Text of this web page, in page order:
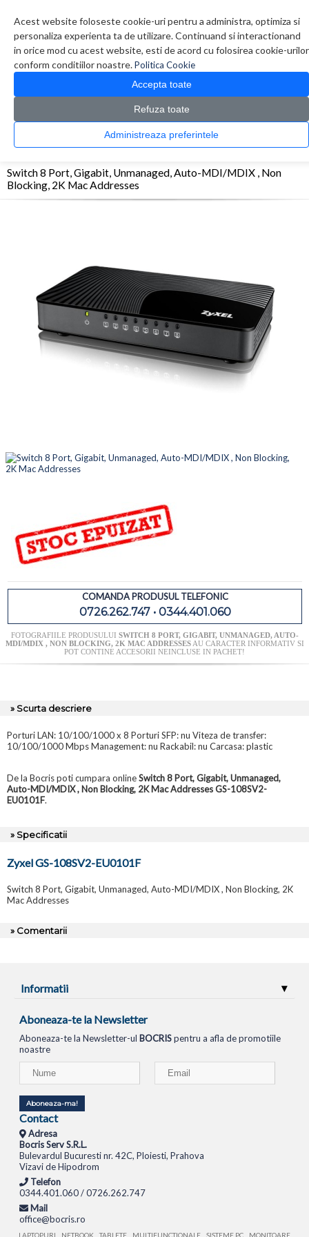
Acest website foloseste cookie-uri pentru a administra, optimiza si
personaliza experienta ta de utilizare. Continuand si interactionand
in orice mod cu acest website, esti de acord cu folosirea cookie-urilor
conform conditiilor noastre.Politica Cookie
Accepta toate
Refuza toate
Administreaza preferintele
0 produs(e)
CATALOG PRODUSE
> Switch-uri > Switch 8 Port, Gigabit, Unmanaged, Auto-
Switch 8 Port, Gigabit, Unmanaged, Auto-MDI/MDIX , Non
Blocking, 2K Mac Addresses
COMANDA PRODUSUL TELEFONIC
0726.262.747 • 0344.401.060
FOTOGRAFIILE PRODUSULUI SWITCH 8 PORT, GIGABIT, UNMANAGED, AUTO-
MDI/MDIX , NON BLOCKING, 2K MAC ADDRESSESAU CARACTER INFORMATIV SI
POT CONTINE ACCESORII NEINCLUSE IN PACHET!
» Scurta descriere
Porturi LAN: 10/100/1000 x 8 Porturi SFP: nu Viteza de transfer:
10/100/1000 Mbps Management: nu Rackabil: nu Carcasa: plastic
De la Bocris poti cumpara onlineSwitch 8 Port, Gigabit, Unmanaged,
Auto-MDI/MDIX , Non Blocking, 2K Mac Addresses GS-108SV2-
EU0101F.
» Specificatii
Zyxel GS-108SV2-EU0101F
Switch 8 Port, Gigabit, Unmanaged, Auto-MDI/MDIX , Non Blocking, 2K
Mac Addresses
» Comentarii
Informatii
Aboneaza-te la Newsletter
Aboneaza-te la Newsletter-ul BOCRISpentru a afla de promotiile
noastre
Aboneaza-ma!
Contact
Adresa
Bocris Serv S.R.L.
Bulevardul Bucuresti nr. 42C, Ploiesti, Prahova
Vizavi de Hipodrom
Telefon
0344.401.060 / 0726.262.747
Mail
office@bocris.ro
LAPTOPURI NETBOOK TABLETE MULTIFUNCTIONALE SISTEME PC MONITOARE